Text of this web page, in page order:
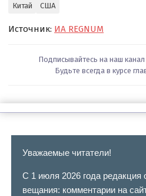
Китай США
Источник: ИА REGNUM
Подписывайтесь на наш канал
Будьте всегда в курсе
Уважаемые читатели!
С 1 июля 2026 года редакция
вещания: комментарии на